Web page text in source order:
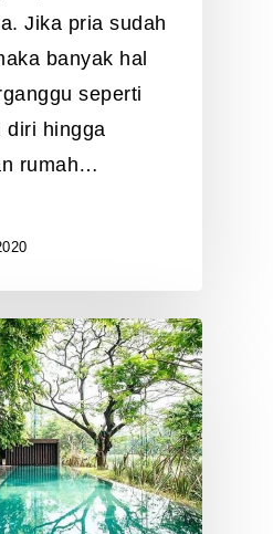
Jika pria sudah
banyak hal
seperti
diri hingga
rumah…